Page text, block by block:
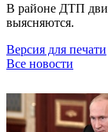
В районе ДТП
выясняются.
Версия для печати
Все новости